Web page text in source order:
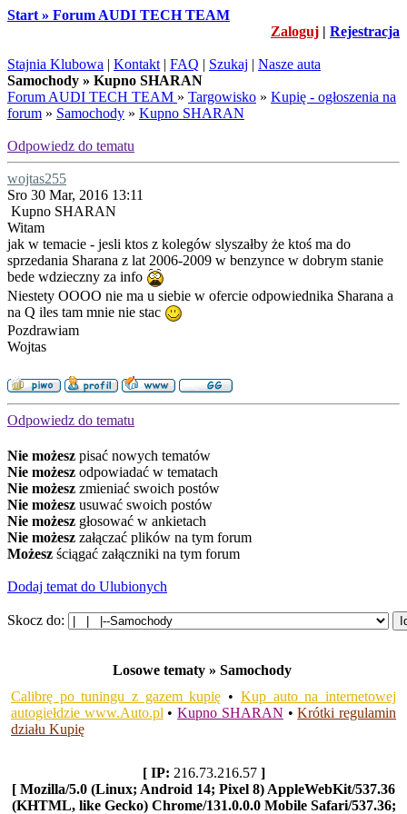
Start » Forum AUDI TECH TEAM
Zaloguj | Rejestracja
Stajnia Klubowa | Kontakt | FAQ | Szukaj | Nasze auta
Samochody » Kupno SHARAN
Forum AUDI TECH TEAM » Targowisko » Kupię - ogłoszenia na
forum » Samochody » Kupno SHARAN
Odpowiedz do tematu
wojtas255
Sro 30 Mar, 2016 13:11
Kupno SHARAN
Witam
jak w temacie - jesli ktos z kolegów slyszałby że ktoś ma do
sprzedania Sharana z lat 2006-2009 w benzynce w dobrym stanie
bede wdzieczny za info
Niestety OOOO nie ma u siebie w ofercie odpowiednika Sharana a
na Q iles tam mnie nie stac
Pozdrawiam
Wojtas
Odpowiedz do tematu
Nie możesz pisać nowych tematów
Nie możesz odpowiadać w tematach
Nie możesz zmieniać swoich postów
Nie możesz usuwać swoich postów
Nie możesz głosować w ankietach
Nie możesz załączać plików na tym forum
Możesz ściągać załączniki na tym forum
Dodaj temat do Ulubionych
Skocz do:
Losowe tematy » Samochody
Calibrę po tuningu z gazem kupię • Kup auto na internetowej
autogiełdzie www.Auto.pl •Kupno SHARAN •Krótki regulamin
działu Kupię
[ IP: 216.73.216.57 ]
[ Mozilla/5.0 (Linux; Android 14; Pixel 8) AppleWebKit/537.36
(KHTML, like Gecko) Chrome/131.0.0.0 Mobile Safari/537.36;